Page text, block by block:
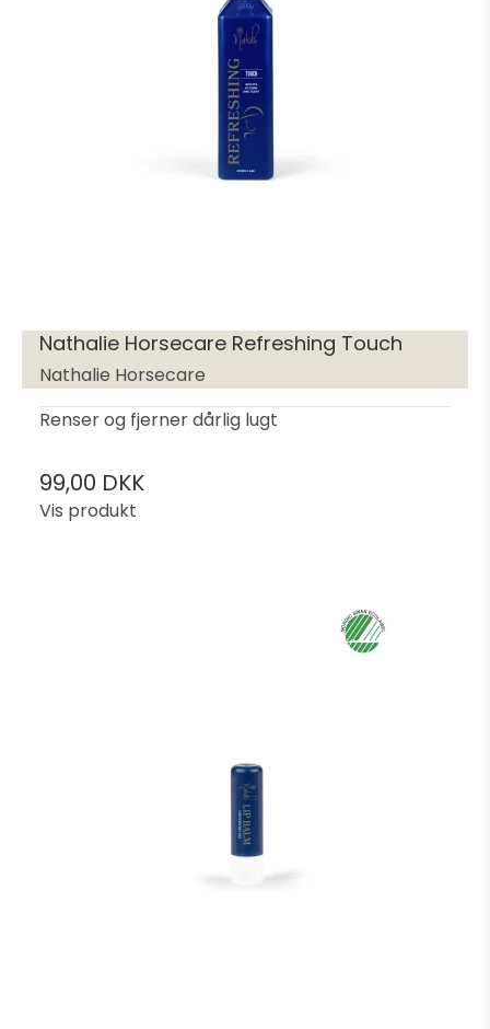
Nathalie Horsecare Refreshing Touch
Nathalie Horsecare
Renser og fjerner dårlig lugt
99,00 DKK
Vis produkt